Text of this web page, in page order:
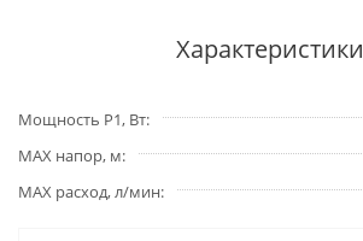
Характеристики
Мощность P1, Вт
MAX напор, м
MAX расход, л/мин